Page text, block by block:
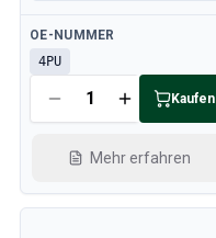
Verfügbar
OE-NUMMER
4PU
Kaufen
Mehr erfahren